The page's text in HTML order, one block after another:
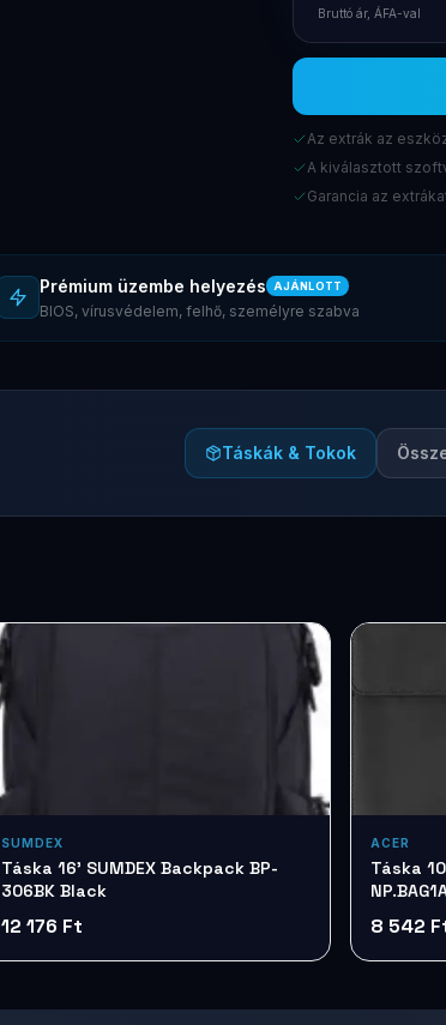
Bruttó ár, ÁFA-val
Az extrák az
A kiválasztott
Garancia az
Prémium üzembe helyezés AJÁNLOTT
BIOS, vírusvédelem, felhő, személyre szabva
Táskák & Tokok
SUMDEX
Táska 16' SUMDEX Backpack BP-
306BK Black
12 176 Ft
ACER
Táska
8 542